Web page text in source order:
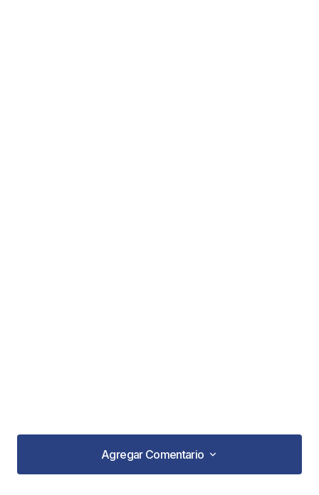
Agregar Comentario
Agregar Comentario